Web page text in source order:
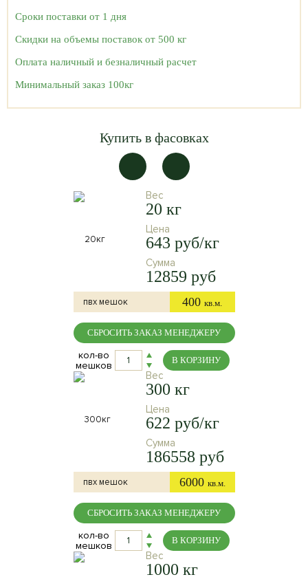
Сроки поставки от 1 дня
Скидки на объемы поставок от 500 кг
Оплата наличный и безналичный расчет
Минимальный заказ 100кг
Купить в фасовках
Вес
20 кг
Цена
643 руб/кг
Сумма
12859 руб
пвх мешок 400 кв.м.
СБРОСИТЬ ЗАКАЗ МЕНЕДЖЕРУ
кол-во
мешков
В КОРЗИНУ
Вес
300 кг
Цена
622 руб/кг
Сумма
186558 руб
пвх мешок 6000 кв.м.
СБРОСИТЬ ЗАКАЗ МЕНЕДЖЕРУ
кол-во
мешков
В КОРЗИНУ
Вес
1000 кг